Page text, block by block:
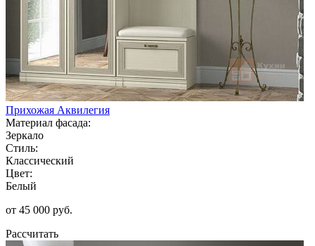
Прихожая Аквилегия
Материал фасада:
Зеркало
Стиль:
Классический
Цвет:
Белый
от 45 000 руб.
Рассчитать